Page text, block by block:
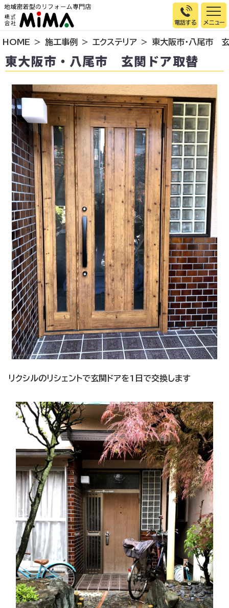
電話する
トップページ
選ばれる理由
施工事例
お客様の声
イベント情報
店舗＆モデルハウス紹介
スタッフ紹介
リフォームの流れ
お知らせ
会社概要
HOME 施工事例 エクステリア 東大阪市・八尾市
東大阪市・八尾市 玄関ドア取替
リクシルのリシェントで玄関ドアを1日で交換します